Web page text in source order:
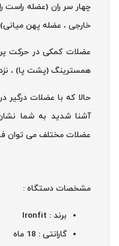
چهار سر ران (عضله راست
خارجی ، عضله پهن میانی)
عضلات کمکی در حرکت
همسترینگ (پشت پا) ،
حالا که با عضلات درگیر
آشنا شدید به شما
عضلات مختلف می توان
مشخصات دستگاه :
برند : Ironfit
گارانتی : 18 ماه